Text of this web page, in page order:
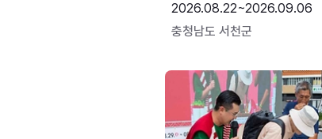
2026.08.22~2026.09.06
충청남도 서천군